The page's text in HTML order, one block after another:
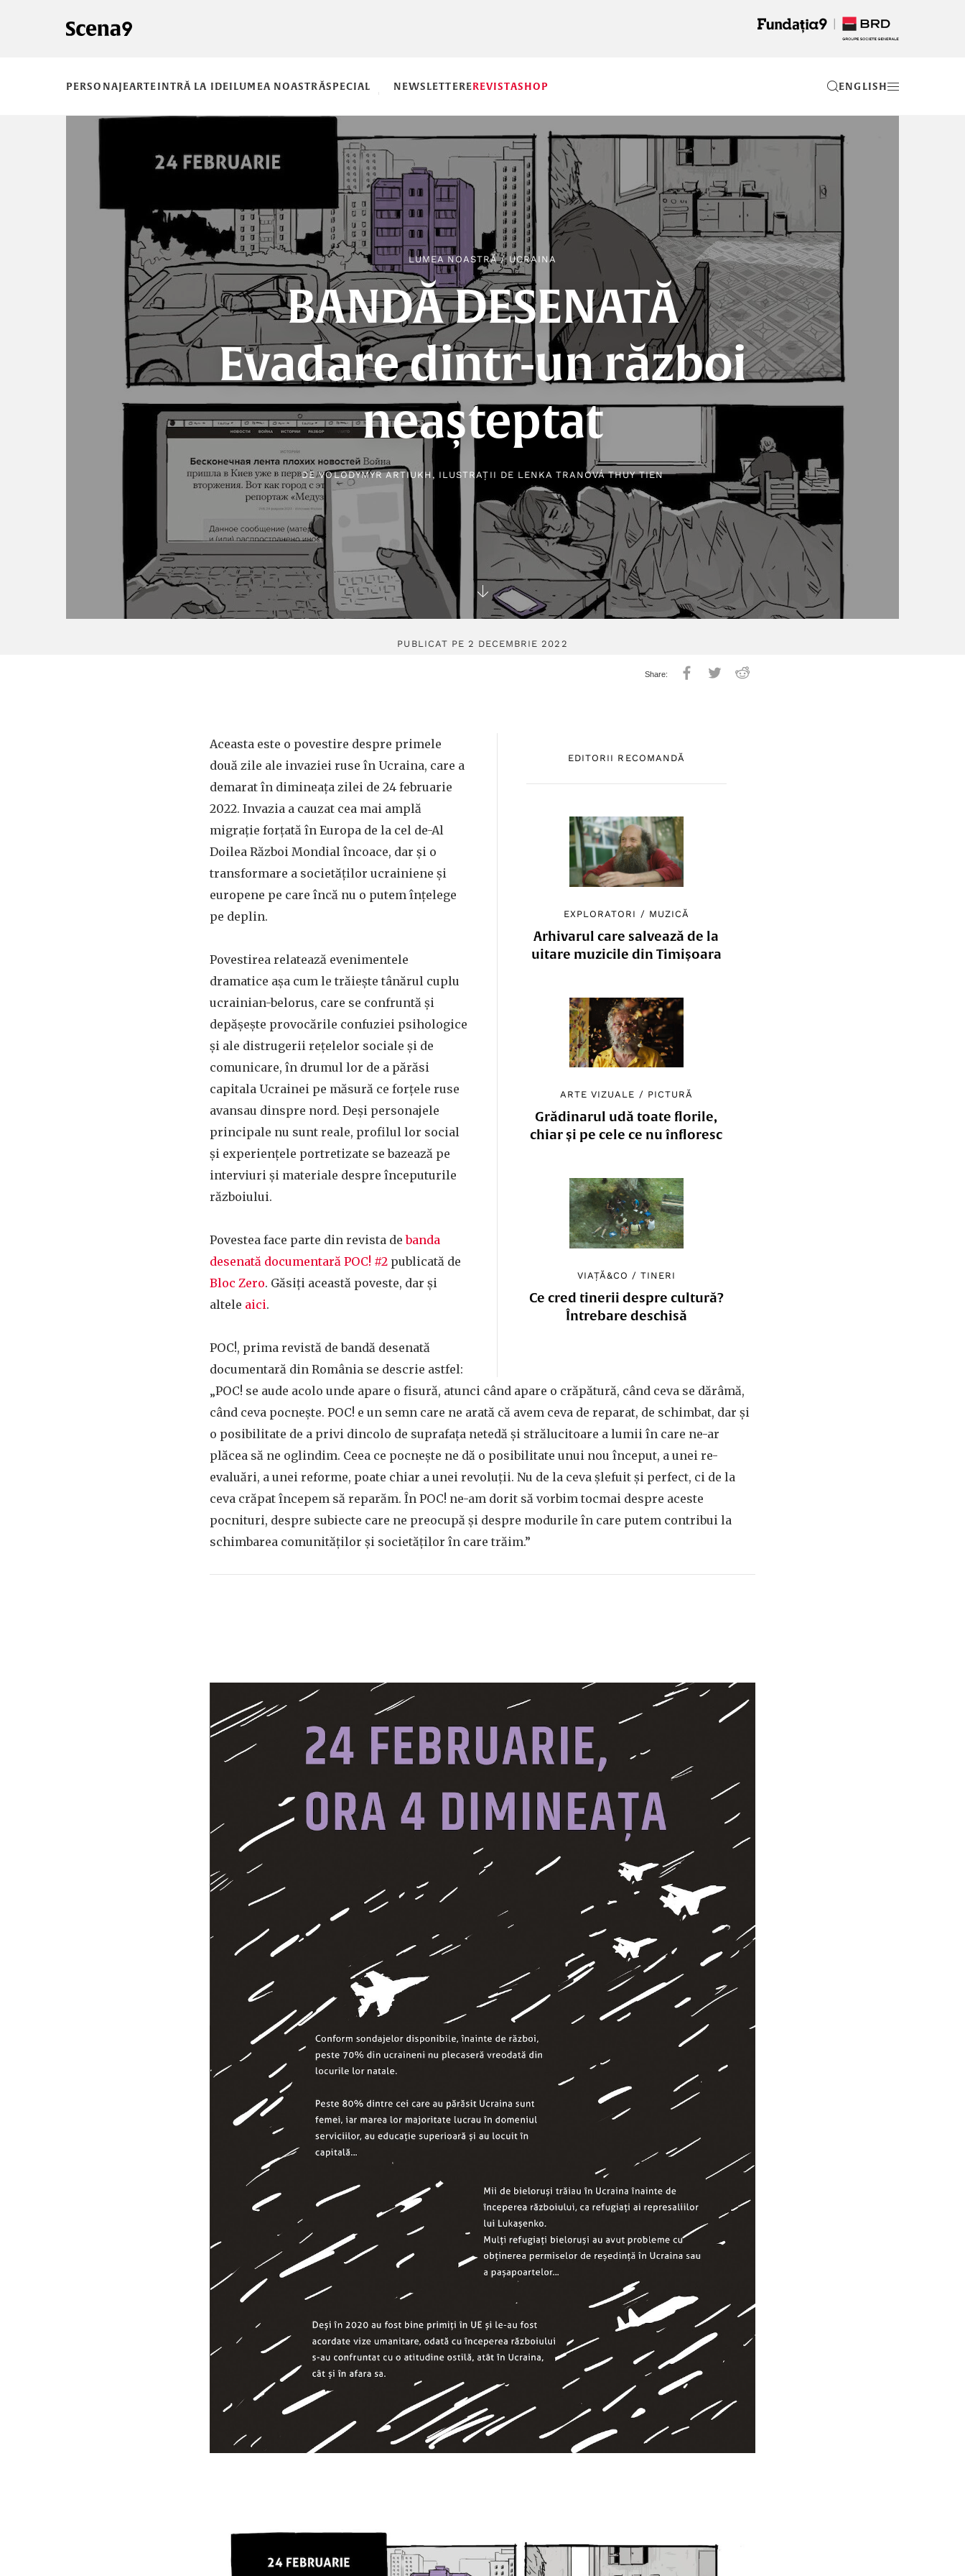
PERSONAJEARTEINTRĂ LA IDEILUMEA NOASTRĂSPECIAL NEWSLETTEREREVISTASHOP EN
LUMEA NOASTRĂ/ UCRAINA
BANDĂ DESENATĂ
Evadare dintr-un război
neașteptat
DEVOLODYMYR ARTIUKH , ILUSTRAȚII DE LENKA TRANOVÁ THUY TIEN
PUBLICAT PE 2 DECEMBRIE 2022
EDITORII RECOMANDĂ
EXPLORATORI / MUZICĂ
Arhivarul care salvează de la
uitare muzicile din Timișoara
ARTE VIZUALE / PICTURĂ
Grădinarul udă toate florile,
chiar și pe cele ce nu înfloresc
VIAȚĂ&CO /TINERI
Ce cred tinerii despre cultură?
Întrebare deschisă
Aceasta este o povestire despre primele
două zile ale invaziei ruse în Ucraina, care a
demarat în dimineața zilei de 24 februarie
2022. Invazia a cauzat cea mai amplă
migrație forțată în Europa de la cel de-Al
Doilea Război Mondial încoace, dar și o
transformare a societăților ucrainiene și
europene pe care încă nu o putem înțelege
pe deplin.
Povestirea relatează evenimentele
dramatice așa cum le trăiește tânărul cuplu
ucrainian-belorus, care se confruntă și
depășește provocările confuziei psihologice
și ale distrugerii rețelelor sociale și de
comunicare, în drumul lor de a părăsi
capitala Ucrainei pe măsură ce forțele ruse
avansau dinspre nord. Deși personajele
principale nu sunt reale, profilul lor social
și experiențele portretizate se bazează pe
interviuri și materiale despre începuturile
războiului.
Povestea face parte din revista debanda
desenată documentară POC! #2 publicată de
Bloc Zero. Găsiți această poveste, dar și
altele aici.
POC!, prima revistă de bandă desenată
documentară din România se descrie astfel:
„POC! se aude acolo unde apare o fisură, atunci când apare o crăpătură, când ceva se dărâmă,
când ceva pocnește. POC! e un semn care ne arată că avem ceva de reparat, de schimbat, dar și
o posibilitate de a privi dincolo de suprafața netedă și strălucitoare a lumii în care ne-ar
plăcea să ne oglindim. Ceea ce pocnește ne dă o posibilitate unui nou început, a unei re-
evaluări, a unei reforme, poate chiar a unei revoluții. Nu de la ceva șlefuit și perfect, ci de la
ceva crăpat începem să reparăm. În POC! ne-am dorit să vorbim tocmai despre aceste
pocnituri, despre subiecte care ne preocupă și despre modurile în care putem contribui la
schimbarea comunităților și societăților în care trăim.”